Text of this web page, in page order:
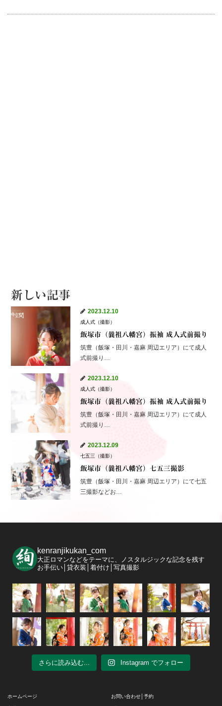
新しい記事
2023.12.10
成人式（撮影）
飯塚市（曩祖八幡宮）振袖 成人式前撮り
筑豊（飯塚・田川・嘉麻 周辺エリア）にて成人
式前撮り…
2023.12.10
成人式（撮影）
飯塚市（曩祖八幡宮）振袖 成人式前撮り
筑豊（飯塚・田川・嘉麻 周辺エリア）にて成人
式前撮り…
2023.12.09
七五三（撮影）
飯塚市（曩祖八幡宮）七五三撮影
筑豊（飯塚・田川・嘉麻 周辺エリア）にて七五
三撮影などお…
kenranjikukan_com
大正ロマンなどをテーマに、ノスタルジックな記念を残す
お手伝い│貸衣装│着付け│写真撮影
さらに読み込む... Instagram でフォロー
ホームページ お問い合わせ│予約